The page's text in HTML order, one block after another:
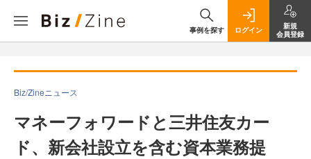
事例を探す ログイン
新規
会員登録
Biz/Zineニュース
マネーフォワードと三井住友カー
ド、新会社設立を含む資本業務提